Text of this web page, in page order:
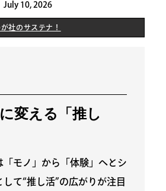
いったソニーの社会貢献活動
業務としても教育支援活動をサ
July 10, 2026
社のサステナ！
INSIDE OF A DIV BLOCK.
変える「推し
「モノ」から「体験」へとシ
て“推し活”の広がりが注目